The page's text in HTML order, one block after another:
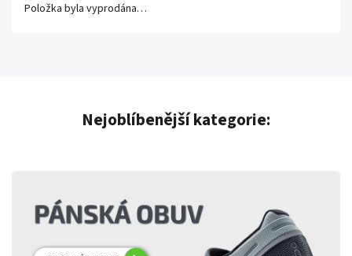
Položka byla vyprodána…
Nejoblíbenější kategorie: